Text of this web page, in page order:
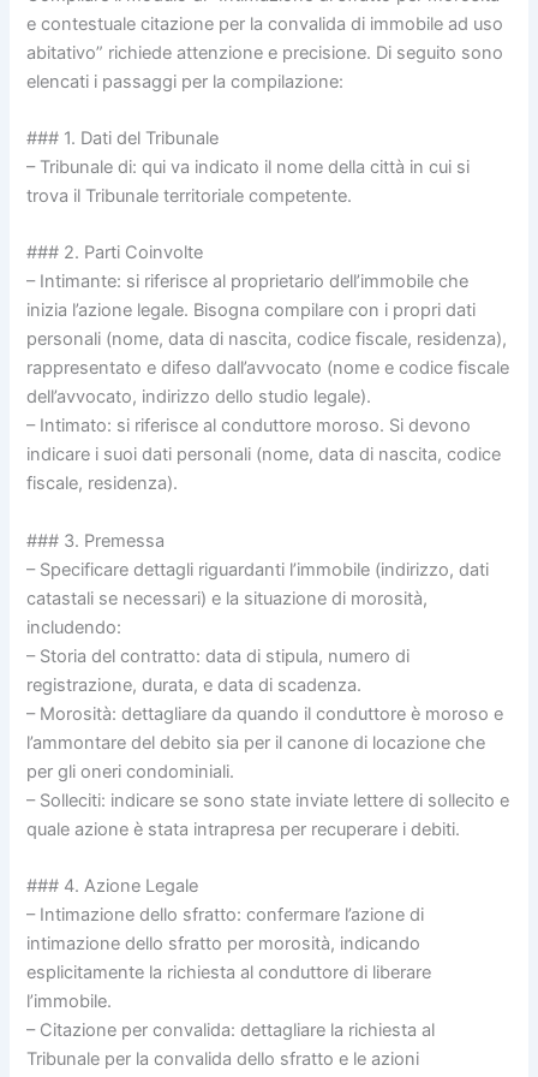
e contestuale citazione per la convalida di immobile ad uso
abitativo” richiede attenzione e precisione. Di seguito sono
elencati i passaggi per la compilazione:
### 1. Dati del Tribunale
– Tribunale di: qui va indicato il nome della città in cui si
trova il Tribunale territoriale competente.
### 2. Parti Coinvolte
– Intimante: si riferisce al proprietario dell’immobile che
inizia l’azione legale. Bisogna compilare con i propri dati
personali (nome, data di nascita, codice fiscale, residenza),
rappresentato e difeso dall’avvocato (nome e codice fiscale
dell’avvocato, indirizzo dello studio legale).
– Intimato: si riferisce al conduttore moroso. Si devono
indicare i suoi dati personali (nome, data di nascita, codice
fiscale, residenza).
### 3. Premessa
– Specificare dettagli riguardanti l’immobile (indirizzo, dati
catastali se necessari) e la situazione di morosità,
includendo:
– Storia del contratto: data di stipula, numero di
registrazione, durata, e data di scadenza.
– Morosità: dettagliare da quando il conduttore è moroso e
l’ammontare del debito sia per il canone di locazione che
per gli oneri condominiali.
– Solleciti: indicare se sono state inviate lettere di sollecito e
quale azione è stata intrapresa per recuperare i debiti.
### 4. Azione Legale
– Intimazione dello sfratto: confermare l’azione di
intimazione dello sfratto per morosità, indicando
esplicitamente la richiesta al conduttore di liberare
l’immobile.
– Citazione per convalida: dettagliare la richiesta al
Tribunale per la convalida dello sfratto e le azioni